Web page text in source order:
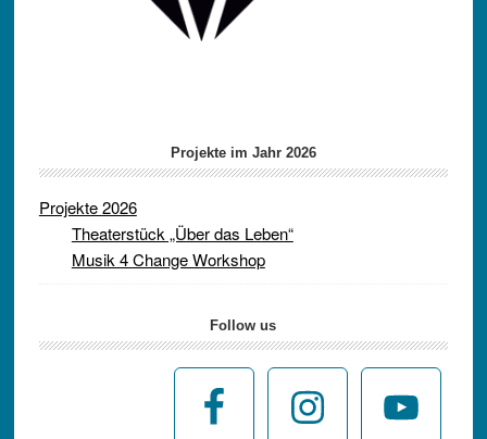
Projekte im Jahr 2026
Projekte 2026
Theaterstück „Über das Leben“
Musik 4 Change Workshop
Follow us